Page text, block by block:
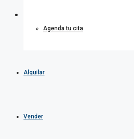
Agenda tu cita
Alquilar
Vender